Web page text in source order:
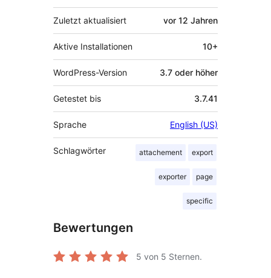
Zuletzt aktualisiert vor 12 Jahren
Aktive Installationen 10+
WordPress-Version 3.7 oder höher
Getestet bis 3.7.41
Sprache English (US)
Schlagwörter attachement export
exporter page
specific
Bewertungen
5 von 5 Sternen.